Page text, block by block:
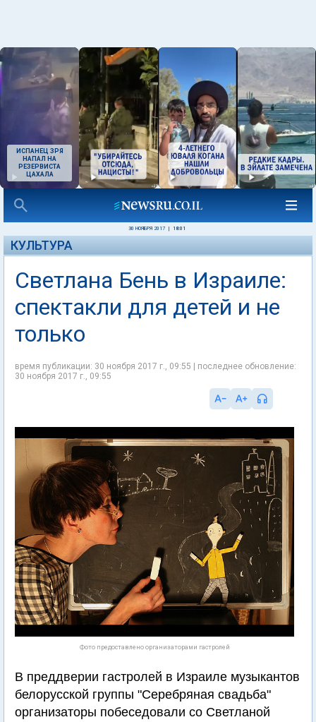
ИСПАНЕЦ ЗРЯ
НАПАЛ НА
РЕЗЕРВИСТА
ЦАХАЛА
30 НОЯБРЯ 2017 18:01
КУЛЬТУРА
Светлана Бень в Израиле:
спектакли для детей и не
только
время публикации: 30 ноября 2017 г., 09:55 | последнее обновление:
30 ноября 2017 г., 09:55
Фото предоставлено организаторами гастролей
В преддверии гастролей в Израиле музыкантов
белорусской группы "Серебряная свадьба"
организаторы побеседовали со Светланой